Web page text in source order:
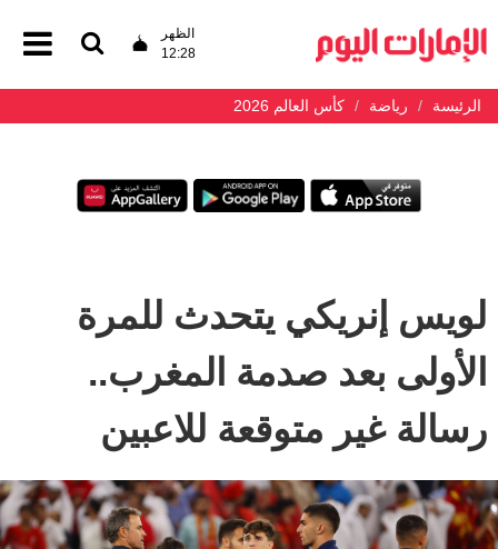
الظهر
12:28
الرئيسة رياضة كأس العالم 2026
لويس إنريكي يتحدث للمرة
الأولى بعد صدمة المغرب..
رسالة غير متوقعة للاعبين